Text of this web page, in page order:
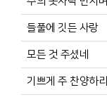
들풀에 깃든 사랑
모든 것 주셨네
기쁘게 주 찬양하리